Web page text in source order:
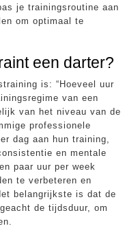
je trainingsroutine aan
om optimaal te
een darter?
is: “Hoeveel uur
van een
van het niveau van de
professionele
dag aan hun training,
en mentale
paar uur per week
te verbeteren en
belangrijkste is dat de
de tijdsduur, om